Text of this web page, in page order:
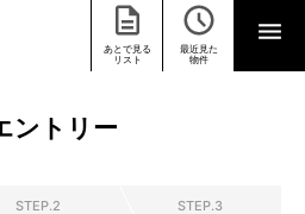
あとで見る
リスト
最近見た
物件
ントリー
STEP.2
STEP.3